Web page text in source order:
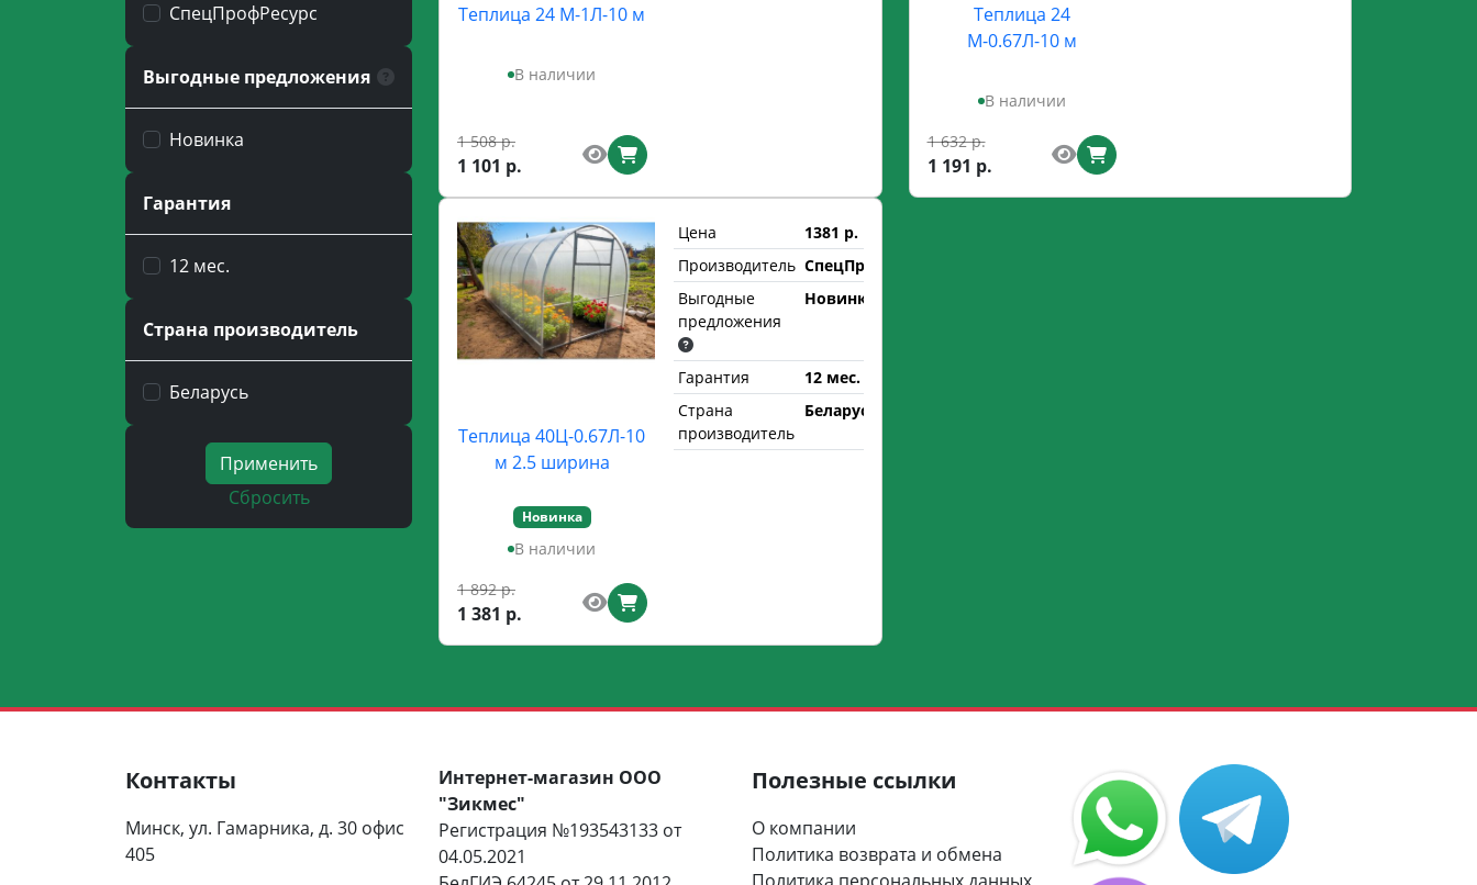
СпецПрофРесурс
Выгодные предложения
Новинка
Гарантия
12 мес.
Страна производитель
Беларусь
Применить
Сбросить
Теплица 24 М-1Л-10 м
В наличии
1 508 р.
1 101 р.
Теплица 24
М-0.67Л-10 м
В наличии
1 632 р.
1 191 р.
Теплица 40Ц-0.67Л-10
м 2.5 ширина
Новинка
В наличии
1 892 р.
1 381 р.
Цена
1381 р.
Производитель СпецПрофРесурс
Выгодные
предложения
Новинка
Гарантия
12 мес.
Страна
производитель
Беларусь
Контакты
Минск, ул. Гамарника, д. 30 офис
405
Интернет-магазин ООО
"Зикмес"
Регистрация №193543133 от
04.05.2021
Полезные ссылки
О компании
Политика возврата и обмена